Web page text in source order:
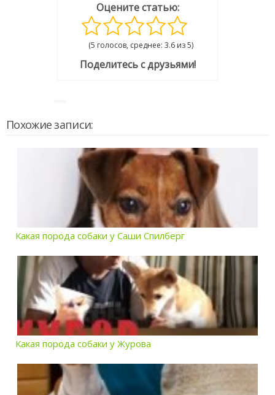
Оцените статью:
(5 голосов, среднее: 3.6 из 5)
Поделитесь с друзьями!
Похожие записи:
Какая порода собаки у Саши Спилберг
Какая порода собаки у Журова